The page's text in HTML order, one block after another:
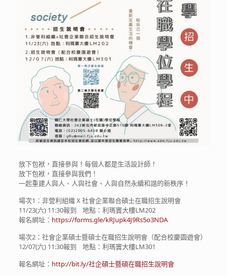
放下包袱，直接參與！每個人都是生活設計師！
放下包袱，直接參與我們！
一起重建人與人、人與社會、人與自然永續和諧的新秩序！
場次1：非營利組織 X 社會企業聯合碩士在職招生說明會
11/23(六) 11:30報到 地點：利瑪竇大樓LM202
報名網址： https://forms.gle/kRJupk4J9Rs5o3NDA
場次2：社會企業碩士暨碩士在職招生說明會（配合校慶園遊會）
12/07(六) 11:30報到 地點：利瑪竇大樓LM301
報名網址： http://bit.ly/社企碩士暨碩在職招生說明會